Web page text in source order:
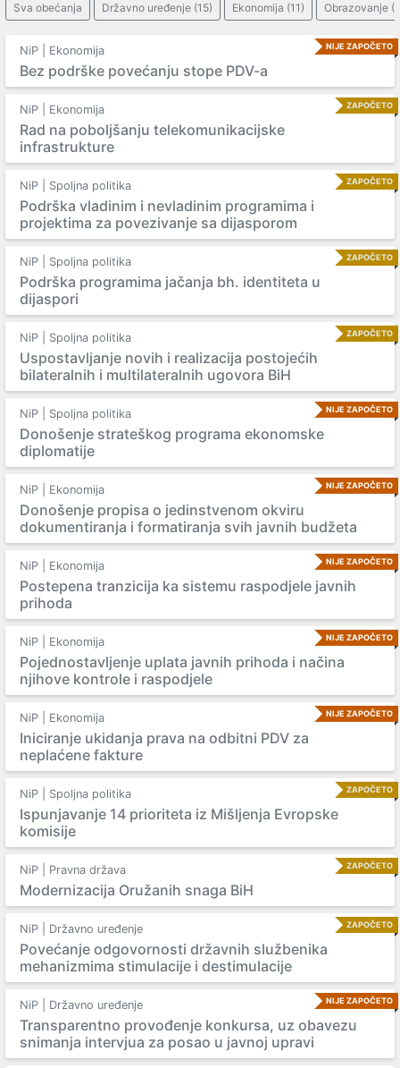
Sva obećanja Državno uređenje (15) Ekonomija (11) Obrazovanje
NIJE ZAPOČETO
NiP | Ekonomija
Bez podrške povećanju stope PDV-a
ZAPOČETO
NiP | Ekonomija
Rad na poboljšanju telekomunikacijske
infrastrukture
ZAPOČETO
NiP | Spoljna politika
Podrška vladinim i nevladinim programima i
projektima za povezivanje sa dijasporom
ZAPOČETO
NiP | Spoljna politika
Podrška programima jačanja bh. identiteta u
dijaspori
ZAPOČETO
NiP | Spoljna politika
Uspostavljanje novih i realizacija postojećih
bilateralnih i multilateralnih ugovora BiH
NIJE ZAPOČETO
NiP | Spoljna politika
Donošenje strateškog programa ekonomske
diplomatije
NIJE ZAPOČETO
NiP | Ekonomija
Donošenje propisa o jedinstvenom okviru
dokumentiranja i formatiranja svih javnih budžeta
NIJE ZAPOČETO
NiP | Ekonomija
Postepena tranzicija ka sistemu raspodjele javnih
prihoda
NIJE ZAPOČETO
NiP | Ekonomija
Pojednostavljenje uplata javnih prihoda i načina
njihove kontrole i raspodjele
NIJE ZAPOČETO
NiP | Ekonomija
Iniciranje ukidanja prava na odbitni PDV za
neplaćene fakture
ZAPOČETO
NiP | Spoljna politika
Ispunjavanje 14 prioriteta iz Mišljenja Evropske
komisije
ZAPOČETO
NiP | Pravna država
Modernizacija Oružanih snaga BiH
ZAPOČETO
NiP | Državno uređenje
Povećanje odgovornosti državnih službenika
mehanizmima stimulacije i destimulacije
NIJE ZAPOČETO
NiP | Državno uređenje
Transparentno provođenje konkursa, uz obavezu
snimanja intervjua za posao u javnoj upravi